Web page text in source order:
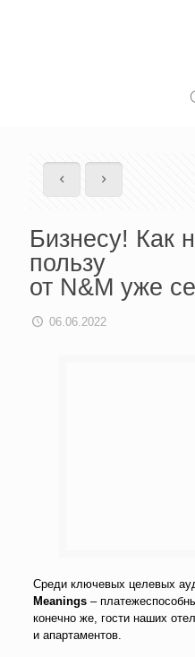
Бизнесу! Как
пользу
от N&M уже
06.06.2022
Среди ключевых целевых
Meanings–
конечно же, гости наших
и апартаментов.